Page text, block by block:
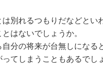
別れるつもりだなどとい
はないでしょうか。
分の将来が台無しになる
てしまうこともあるでしょ